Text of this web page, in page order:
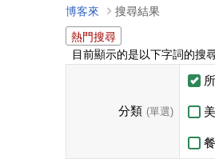
博客來
搜尋結果
熱門搜尋
目前顯示的是以下字詞的搜
分類 (單選)